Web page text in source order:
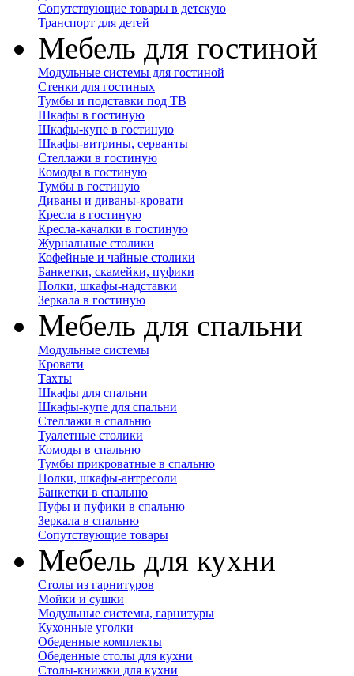
Сопутствующие товары в детскую
Транспорт для детей
Мебель для гостиной
Модульные системы для гостиной
Стенки для гостиных
Тумбы и подставки под ТВ
Шкафы в гостиную
Шкафы-купе в гостиную
Шкафы-витрины, серванты
Стеллажи в гостиную
Комоды в гостиную
Тумбы в гостиную
Диваны и диваны-кровати
Кресла в гостиную
Кресла-качалки в гостиную
Журнальные столики
Кофейные и чайные столики
Банкетки, скамейки, пуфики
Полки, шкафы-надставки
Зеркала в гостиную
Мебель для спальни
Модульные системы
Кровати
Тахты
Шкафы для спальни
Шкафы-купе для спальни
Стеллажи в спальню
Туалетные столики
Комоды в спальню
Тумбы прикроватные в спальню
Полки, шкафы-антресоли
Банкетки в спальню
Пуфы и пуфики в спальню
Зеркала в спальню
Сопутствующие товары
Мебель для кухни
Столы из гарнитуров
Мойки и сушки
Модульные системы, гарнитуры
Кухонные уголки
Обеденные комплекты
Обеденные столы для кухни
Столы-книжки для кухни